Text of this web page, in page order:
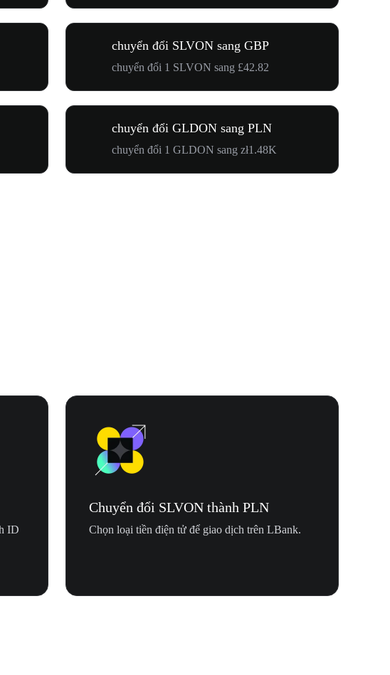
chuyển đổi SLVON sang GBP
chuyển đổi 1 SLVON sang £42.82
chuyển đổi GLDON sang PLN
chuyển đổi 1 GLDON sang zł1.48K
ID
Chuyển đổi SLVON thành PLN
Chọn loại tiền điện tử để giao dịch trên LBank.